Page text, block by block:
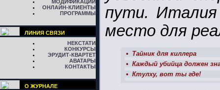
МОДИФИКАЦИИ
ОНЛАЙН-КЛИЕНТЫ
ПРОГРАММЫ
ЛИНИЯ СВЯЗИ
НЕКСТАТИ
КОНКУРСЫ
ЭРУДИТ-КВАРТЕТ
АВАТАРЫ
КОНТАКТЫ
О ЖУРНАЛЕ
пути. Италия
место для
Тайник для киллера
Каждый убийца должен
Ктулху, вот ты где!